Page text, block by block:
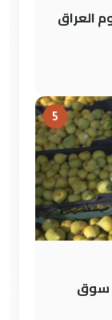
نجوم العراق
5
سوق